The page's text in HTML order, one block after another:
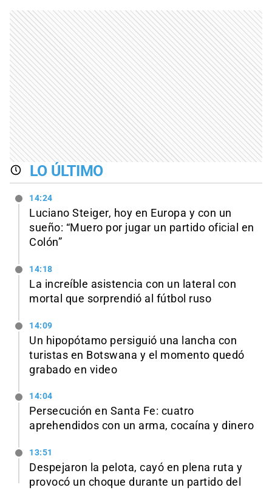
LO ÚLTIMO
14:24
Luciano Steiger, hoy en Europa y con un
sueño: “Muero por jugar un partido oficial en
Colón”
14:18
La increíble asistencia con un lateral con
mortal que sorprendió al fútbol ruso
14:09
Un hipopótamo persiguió una lancha con
turistas en Botswana y el momento quedó
grabado en video
14:04
Persecución en Santa Fe: cuatro
aprehendidos con un arma, cocaína y dinero
13:51
Despejaron la pelota, cayó en plena ruta y
provocó un choque durante un partido del